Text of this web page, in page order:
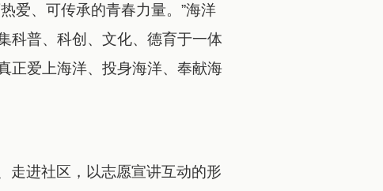
爱、可传承的青春力量。”海洋
科普、科创、文化、德育于一体
正爱上海洋、投身海洋、奉献海
走进社区，以志愿宣讲互动的形